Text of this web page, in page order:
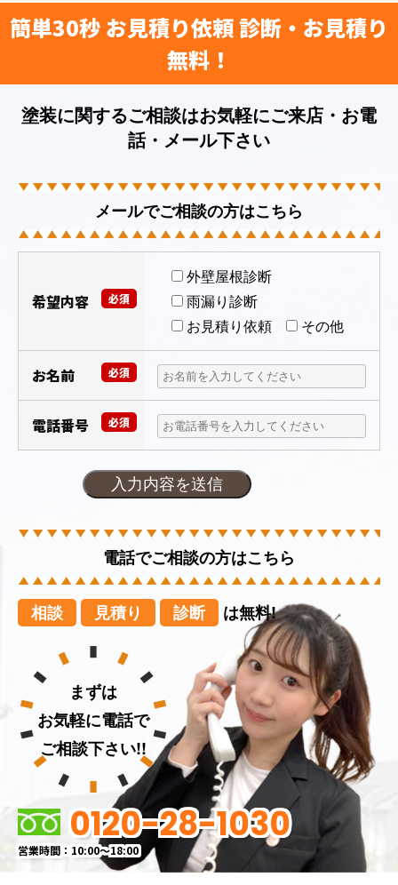
簡単30秒 お見積り依頼 診断・お見積り
無料！
塗装に関するご相談はお気軽にご来店・お電
話・メール下さい
メールでご相談の方はこちら
必須
希望内容
外壁屋根診断
雨漏り診断
お見積り依頼
その他
お名前 必須
電話番号 必須
電話でご相談の方はこちら
相談 見積り 診断 は無料!
まずは
お気軽に電話で
ご相談下さい!!
0120-28-1030
営業時間：10:00～18:00